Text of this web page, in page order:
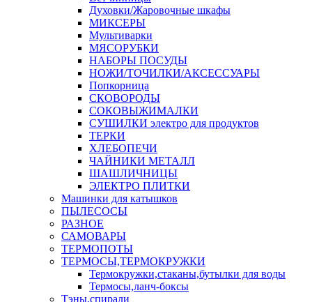
Духовки/Жаровочные шкафы
МИКСЕРЫ
Мультиварки
МЯСОРУБКИ
НАБОРЫ ПОСУДЫ
НОЖИ/ТОЧИЛКИ/АКСЕССУАРЫ
Попкорница
СКОВОРОДЫ
СОКОВЫЖИМАЛКИ
СУШИЛКИ электро для продуктов
ТЕРКИ
ХЛЕБОПЕЧИ
ЧАЙНИКИ МЕТАЛЛ
ШАШЛИЧНИЦЫ
ЭЛЕКТРО ПЛИТКИ
Машинки для катышков
ПЫЛЕСОСЫ
РАЗНОЕ
САМОВАРЫ
ТЕРМОПОТЫ
ТЕРМОСЫ,ТЕРМОКРУЖКИ
Термокружки,стаканы,бутылки для воды
Термосы,ланч-боксы
Тэны,спирали